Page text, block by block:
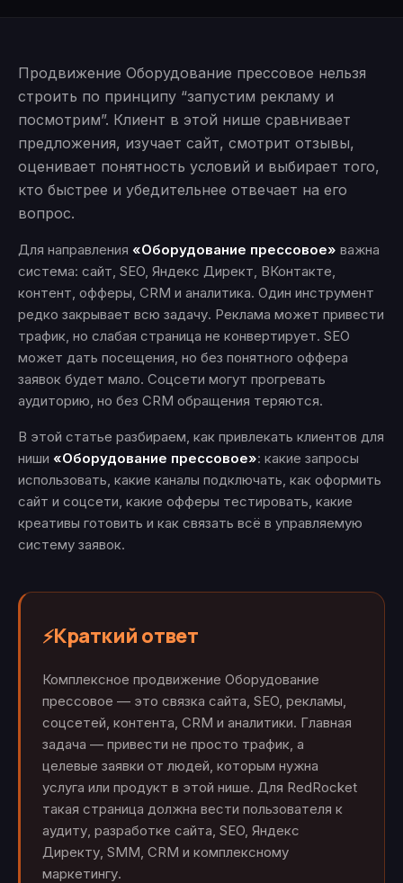
Продвижение Оборудование прессовое нельзя
строить по принципу “запустим рекламу и
посмотрим”. Клиент в этой нише сравнивает
предложения, изучает сайт, смотрит отзывы,
оценивает понятность условий и выбирает того,
кто быстрее и убедительнее отвечает на его
вопрос.
Для направления «Оборудование прессовое» важна
система: сайт, SEO, Яндекс Директ, ВКонтакте,
контент, офферы, CRM и аналитика. Один инструмент
редко закрывает всю задачу. Реклама может привести
трафик, но слабая страница не конвертирует. SEO
может дать посещения, но без понятного оффера
заявок будет мало. Соцсети могут прогревать
аудиторию, но без CRM обращения теряются.
В этой статье разбираем, как привлекать клиентов для
ниши «Оборудование прессовое»: какие запросы
использовать, какие каналы подключать, как оформить
сайт и соцсети, какие офферы тестировать, какие
креативы готовить и как связать всё в управляемую
систему заявок.
⚡Краткий ответ
Комплексное продвижение Оборудование
прессовое — это связка сайта, SEO, рекламы,
соцсетей, контента, CRM и аналитики. Главная
задача — привести не просто трафик, а
целевые заявки от людей, которым нужна
услуга или продукт в этой нише. Для RedRocket
такая страница должна вести пользователя к
аудиту, разработке сайта, SEO, Яндекс
Директу, SMM, CRM и комплексному
маркетингу.